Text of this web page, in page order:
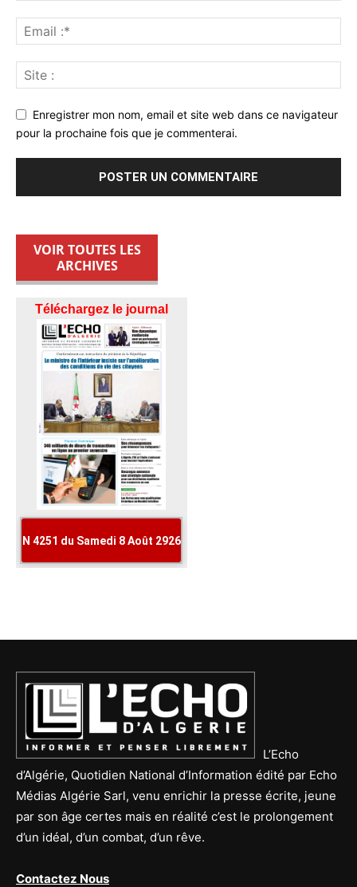
Enregistrer mon nom, email et site web dans ce navigateur
pour la prochaine fois que je commenterai.
VOIR TOUTES LES
ARCHIVES
L’Echo
d’Algérie, Quotidien National d’Information édité par Echo
Médias Algérie Sarl, venu enrichir la presse écrite, jeune
par son âge certes mais en réalité c’est le prolongement
d’un idéal, d’un combat, d’un rêve.
Contactez Nous